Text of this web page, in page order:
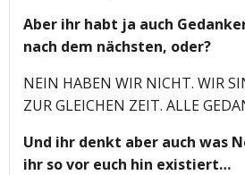
Aber ihr habt ja auch
nach dem nächsten, oder?
NEIN HABEN WIR NICHT. WIR
ZUR GLEICHEN ZEIT. ALLE
Und ihr denkt aber auch was
ihr so vor euch hin existiert…